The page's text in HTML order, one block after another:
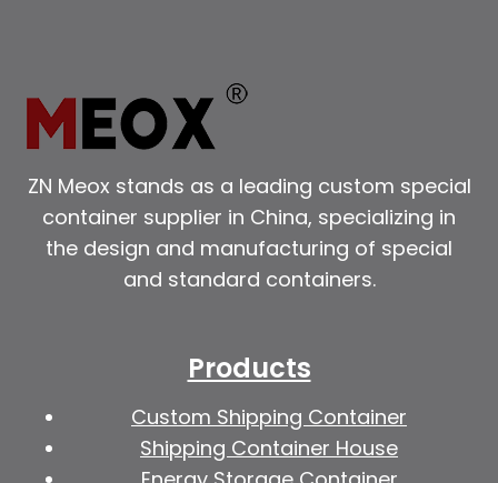
ZN Meox stands as a leading custom special
container supplier in China, specializing in
the design and manufacturing of special
and standard containers.
Products
Custom Shipping Container
Shipping Container House